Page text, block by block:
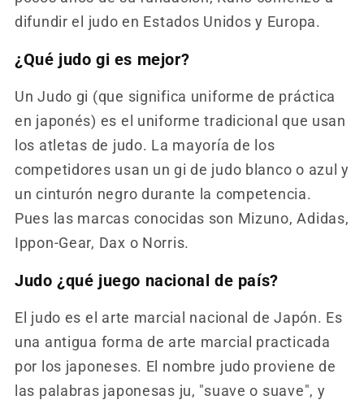
difundir el judo en Estados Unidos y Europa.
¿Qué judo gi es mejor?
Un Judo gi (que significa uniforme de práctica
en japonés) es el uniforme tradicional que usan
los atletas de judo. La mayoría de los
competidores usan un gi de judo blanco o azul y
un cinturón negro durante la competencia.
Pues las marcas conocidas son Mizuno, Adidas,
Ippon-Gear, Dax o Norris.
Judo ¿qué juego nacional de país?
El judo es el arte marcial nacional de Japón. Es
una antigua forma de arte marcial practicada
por los japoneses. El nombre judo proviene de
las palabras japonesas ju, "suave o suave", y